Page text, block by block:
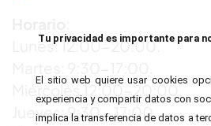
Lunes: 12:00-20:00.
Miércoles 12:00-20:00.
Jueves: 9:30 – 17:00.
Tu privacidad es importante para
El sitio web quiere usar cookies
experiencia y compartir datos con
implica la transferencia de datos a